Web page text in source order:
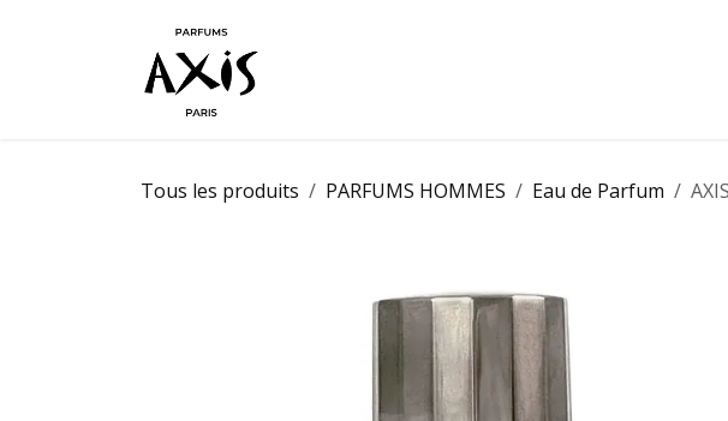
Tous les produits PARFUMS HOMMES Eau de Parfum